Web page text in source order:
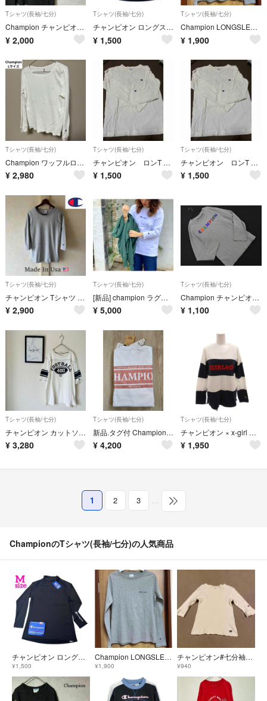
Tシャツ(長袖/七分)
Champion チャンピオン 長袖 スウェットシャツ プリントロゴ M
¥ 2,000
Tシャツ(長袖/七分)
チャンピオン ロングスリーブ M 黒 ブラック ロンT 長袖 カットソー
¥ 1,500
Tシャツ(長袖/七分)
Champion LONGSLEEVE T-SHIRTS
¥ 1,900
Tシャツ(長袖/七分)
Champion ワッフルロンT 長袖カットソー ホワイト レディースL
¥ 2,980
Tシャツ(長袖/七分)
チャンピオン ロンT 男女兼用 長袖 白 Mサイズ
¥ 1,500
Tシャツ(長袖/七分)
チャンピオン ロンT 男女兼用 長袖 白 Mサイズ
¥ 1,500
Tシャツ(長袖/七分)
チャンピオン Tシャツ 七分袖 T1011 フットボール Mサイズ
¥ 2,900
Tシャツ(長袖/七分)
[新品] champion ラグランTシャツ ※タグなし
¥ 5,000
Tシャツ(長袖/七分)
Champion チャンピオン ロゴ 刺繍 長袖 Tシャツ sizeM/グレー ■◇ レディース
¥ 1,100
Tシャツ(長袖/七分)
チャンピオン カットソー Ｔシャツ LL / 5分袖 ホワイト フットボール
¥ 3,280
Tシャツ(長袖/七分)
新品.タグ付 Champion Right-on ロンT Lサイズ
¥ 4,200
Tシャツ(長袖/七分)
チャンピオン × x-girl Ｔシャツ ロンT ボーダー 長袖 S 白 紺
¥ 1,950
1 2 3 …
ChampionのTシャツ(長袖/七分)の人気商品
チャンピオン ロングスリーブ M 黒 ブラック ロンT 長袖 カットソー
¥1,500
Champion LONGSLEEVE T-SHIRTS
¥1,900
チャンピオン#七分袖#サーマル#レディースL
¥940